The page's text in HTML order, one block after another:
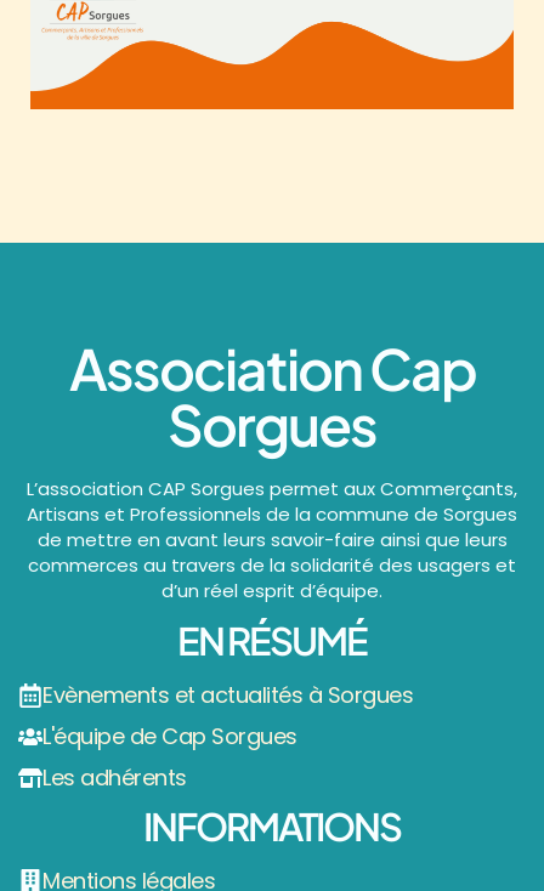
Association Cap
Sorgues
L’association CAP Sorgues permet aux Commerçants,
Artisans et Professionnels de la commune de Sorgues
de mettre en avant leurs savoir-faire ainsi que leurs
commerces au travers de la solidarité des usagers et
d’un réel esprit d’équipe.
EN RÉSUMÉ
Evènements et actualités à Sorgues
L'équipe de Cap Sorgues
Les adhérents
INFORMATIONS
Mentions légales